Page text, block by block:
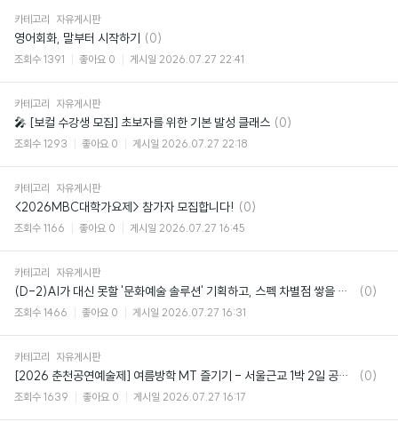
카테고리 자유게시판
영어회화, 말부터 시작하기
댓
글
(0)
조회수 1391 좋아요 0 게시일 2026.07.27 22:41
카테고리 자유게시판
🎤 [보컬 수강생 모집] 초보자를 위한 기본 발성 클래스 댓
(0)
조회수 1293 좋아요 0 게시일 2026.07.27 22:18
카테고리 자유게시판
<2026MBC대학가요제> 참가자 모집합니다! 댓
글
(0)
조회수 1166 좋아요 0 게시일 2026.07.27 16:45
카테고리 자유게시판
(D-2)AI가 대신 못할 '문화예술 솔루션' 기획하고, 스펙 차별점 쌓을 사람 주목!🔥
댓
(0)
조회수 1466 좋아요 0 게시일 2026.07.27 16:31
카테고리 자유게시판
[2026 춘천공연예술제] 여름방학 MT 즐기기 - 서울근교 1박 2일 공연 여행 패키지
댓
(0)
조회수 1639 좋아요 0 게시일 2026.07.27 16:17